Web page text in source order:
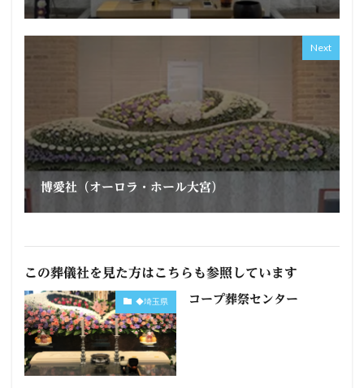
Next
博愛社（オーロラ・ホール大宮）
この葬儀社を見た方はこちらも参照しています
◆埼玉県 コープ葬祭センター